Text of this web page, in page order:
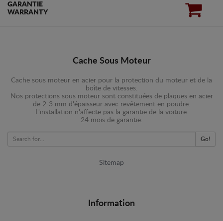
GARANTIE
WARRANTY
Cache Sous Moteur
Cache sous moteur en acier pour la protection du moteur et de la
boîte de vitesses.
Nos protections sous moteur sont constituées de plaques en acier
de 2-3 mm d'épaisseur avec revêtement en poudre.
L'installation n'affecte pas la garantie de la voiture.
24 mois de garantie.
Go!
Sitemap
Information